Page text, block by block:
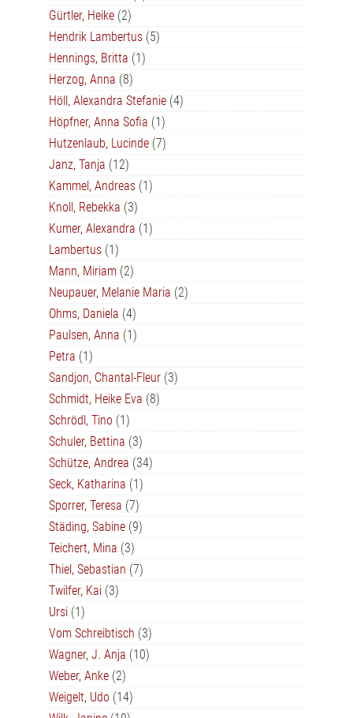
Gürtler, Heike (2)
Hendrik Lambertus (5)
Hennings, Britta (1)
Herzog, Anna (8)
Höll, Alexandra Stefanie (4)
Höpfner, Anna Sofia (1)
Hutzenlaub, Lucinde (7)
Janz, Tanja (12)
Kammel, Andreas (1)
Knoll, Rebekka (3)
Kumer, Alexandra (1)
Lambertus (1)
Mann, Miriam (2)
Neupauer, Melanie Maria (2)
Ohms, Daniela (4)
Paulsen, Anna (1)
Petra (1)
Sandjon, Chantal-Fleur (3)
Schmidt, Heike Eva (8)
Schrödl, Tino (1)
Schuler, Bettina (3)
Schütze, Andrea (34)
Seck, Katharina (1)
Sporrer, Teresa (7)
Städing, Sabine (9)
Teichert, Mina (3)
Thiel, Sebastian (7)
Twilfer, Kai (3)
Ursi (1)
Vom Schreibtisch (3)
Wagner, J. Anja (10)
Weber, Anke (2)
Weigelt, Udo (14)